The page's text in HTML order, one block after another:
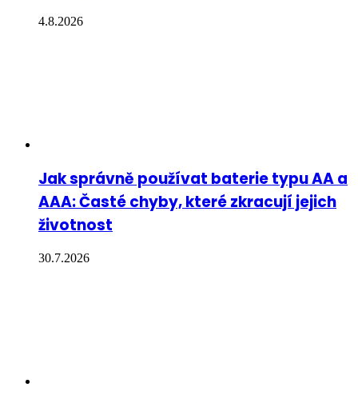
4.8.2026
Jak správně používat baterie typu AA a
AAA: Časté chyby, které zkracují jejich
životnost
30.7.2026